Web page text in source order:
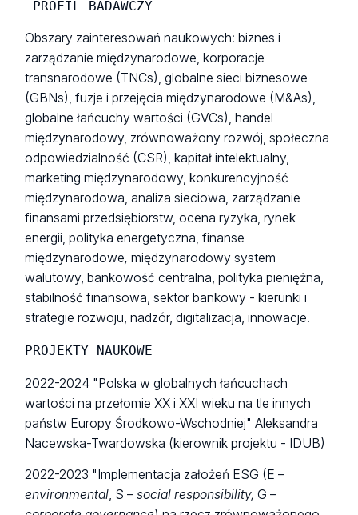
Obszary zainteresowań naukowych: biznes i
zarządzanie międzynarodowe, korporacje
transnarodowe (TNCs), globalne sieci biznesowe
(GBNs), fuzje i przejęcia międzynarodowe (M&As),
globalne łańcuchy wartości (GVCs), handel
międzynarodowy, zrównoważony rozwój, społeczna
odpowiedzialność (CSR), kapitał intelektualny,
marketing międzynarodowy, konkurencyjność
międzynarodowa, analiza sieciowa, zarządzanie
finansami przedsiębiorstw, ocena ryzyka, rynek
energii, polityka energetyczna, finanse
międzynarodowe, międzynarodowy system
walutowy, bankowość centralna, polityka pieniężna,
stabilność finansowa, sektor bankowy - kierunki i
strategie rozwoju, nadzór, digitalizacja, innowacje.
PROJEKTY NAUKOWE
2022-2024 "Polska w globalnych łańcuchach
wartości na przełomie XX i XXI wieku na tle innych
państw Europy Środkowo-Wschodniej" Aleksandra
Nacewska-Twardowska (kierownik projektu - IDUB)
2022-2023 "Implementacja założeń ESG (E –
environmental, S –social responsibility,G –